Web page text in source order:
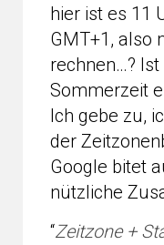
hier ist es 11
GMT+1, also
rechnen…?
Sommerzeit
Ich gebe zu,
der
Google bitet
nützliche
“Zeitzone +